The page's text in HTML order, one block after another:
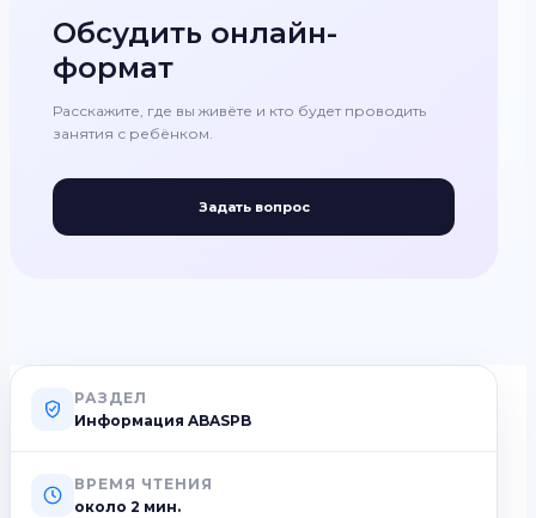
Обсудить онлайн-
формат
Расскажите, где вы живёте и кто будет проводить
занятия с ребёнком.
Задать вопрос
РАЗДЕЛ
Информация ABASPB
ВРЕМЯ ЧТЕНИЯ
около 2 мин.